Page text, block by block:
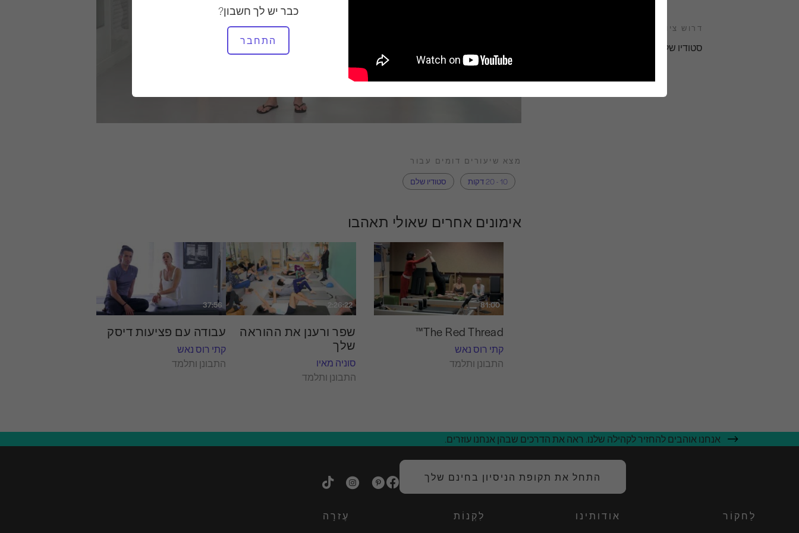
כבר יש לך חשבון?
התחבר
דרוש ציוד
סטודיו שלם
מצא שיעורים דומים עבור
10 - 20 דקות
סטודיו שלם
אימונים אחרים שאולי תאהבו
81:00
The Red Thread™
קתי רוס נאש
התבונן ותלמד
2:26:22
שפר ורענן את ההוראה
שלך
סוניה מאיו
התבונן ותלמד
37:56
עבודה עם פציעות דיסק
קתי רוס נאש
התבונן ותלמד
אנחנו אוהבים להחזיר לקהילה שלנו. ראה את הדרכים שבהן אנחנו עוזרים.
התחל את תקופת הניסיון בחינם שלך
לַחקוֹר אודותינו לִקְנוֹת עֶזרָה